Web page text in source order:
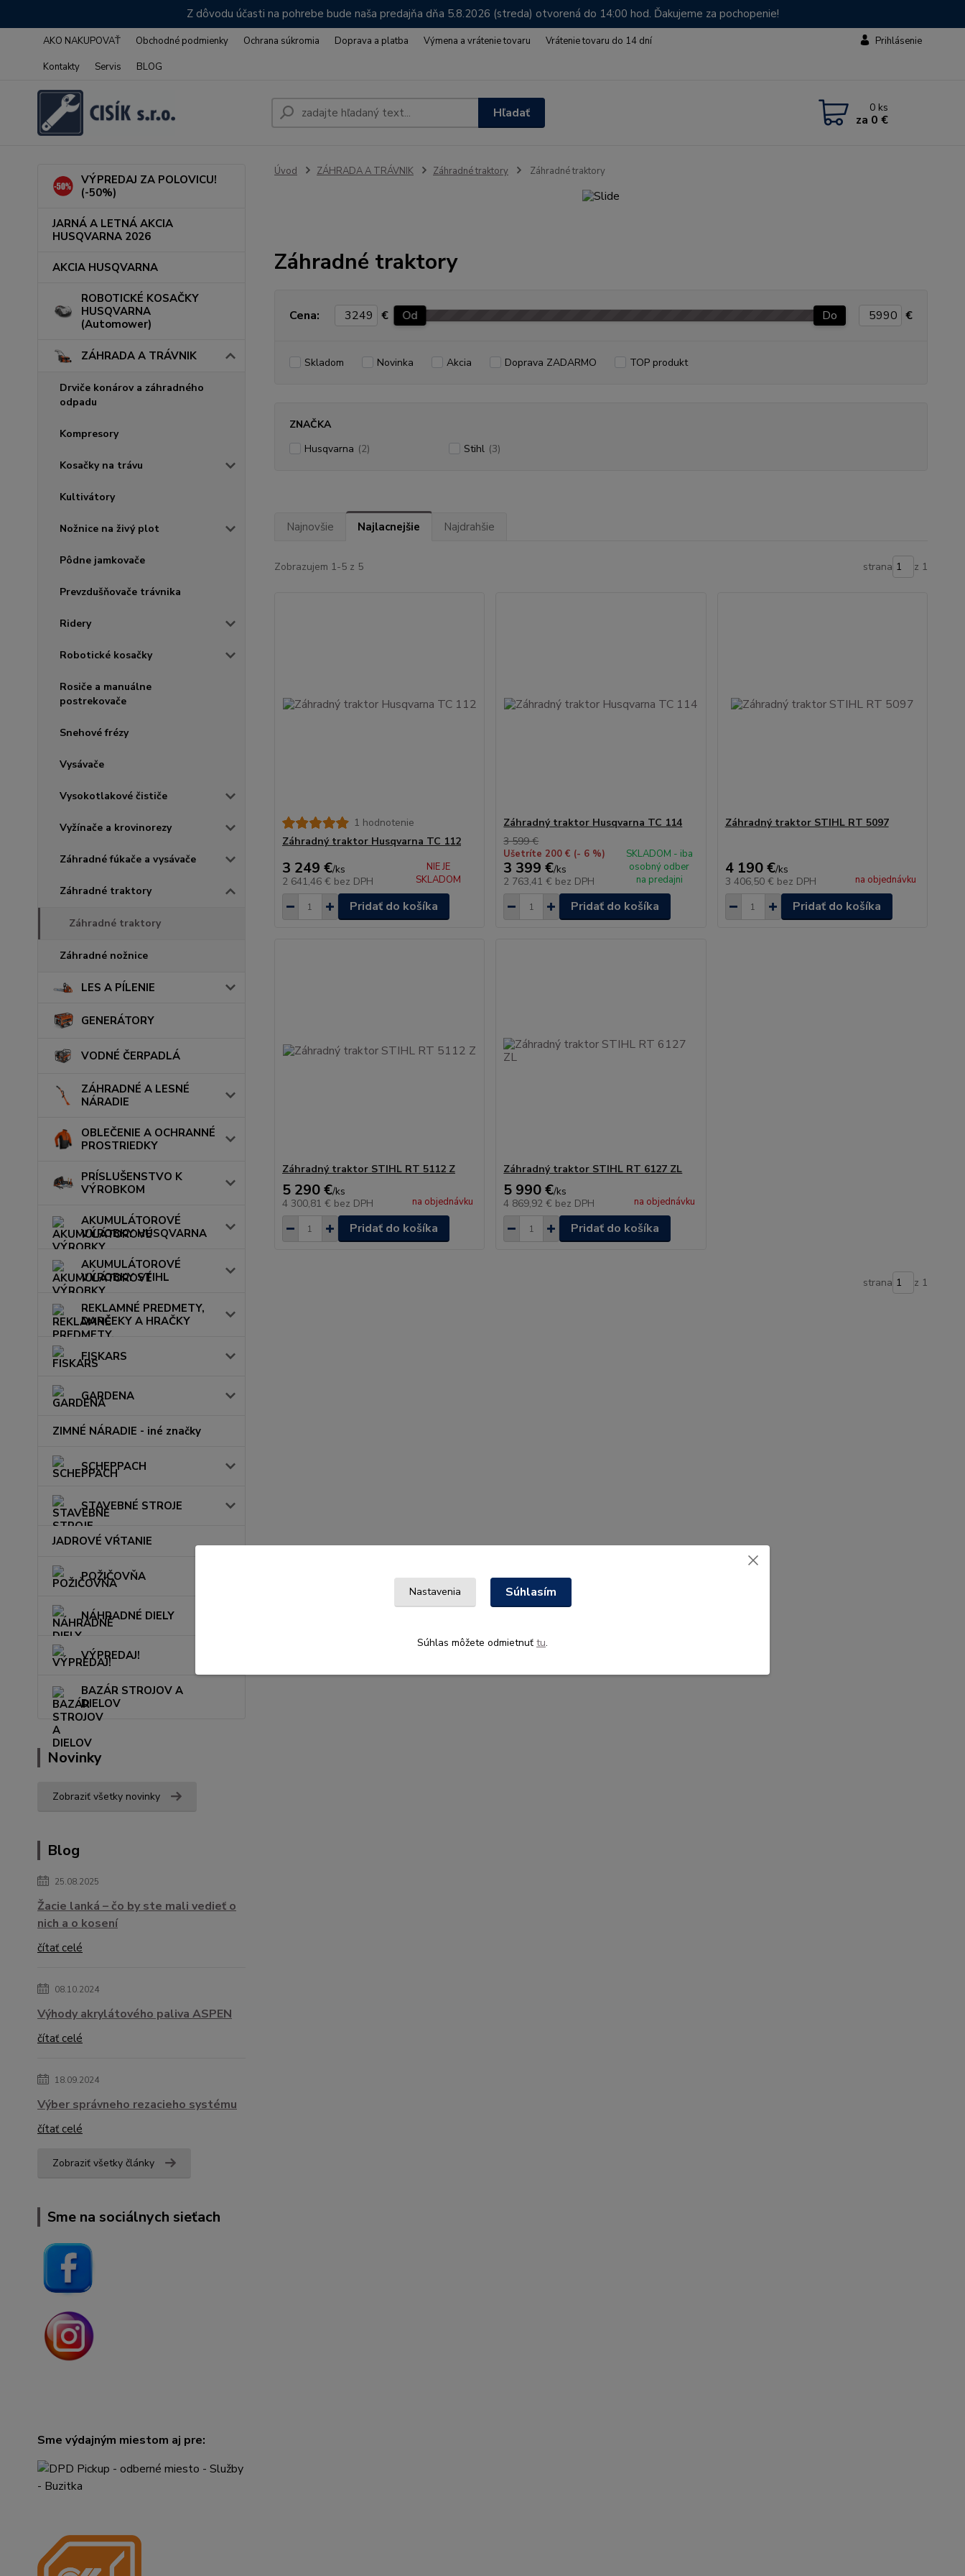
Z dôvodu účasti na pohrebe bude naša predajňa dňa 5.8.2026 (streda) otvorená do 14:00 hod. Ďakujeme za pochopenie!
AKO NAKUPOVAŤ Obchodné podmienky Ochrana súkromia Doprava a platba Výmena a vrátenie tovaru
Vrátenie tovaru do 14 dní
Kontakty
Servis BLOG
Prihlásenie
Hľadať 0 ks
za 0 €
VÝPREDAJ ZA POLOVICU!
(-50%)
JARNÁ A LETNÁ AKCIA
HUSQVARNA 2026
AKCIA HUSQVARNA
ROBOTICKÉ KOSAČKY
HUSQVARNA
(Automower)
ZÁHRADA A TRÁVNIK
Drviče konárov a záhradného
odpadu
Kompresory
Kosačky na trávu
Kultivátory
Nožnice na živý plot
Pôdne jamkovače
Prevzdušňovače trávnika
Ridery
Robotické kosačky
Rosiče a manuálne
postrekovače
Snehové frézy
Vysávače
Vysokotlakové čističe
Vyžínače a krovinorezy
Záhradné fúkače a vysávače
Záhradné traktory
Záhradné traktory
Záhradné nožnice
LES A PÍLENIE
GENERÁTORY
VODNÉ ČERPADLÁ
ZÁHRADNÉ A LESNÉ
NÁRADIE
OBLEČENIE A OCHRANNÉ
PROSTRIEDKY
PRÍSLUŠENSTVO K
VÝROBKOM
AKUMULÁTOROVÉ
VÝROBKY HUSQVARNA
AKUMULÁTOROVÉ
VÝROBKY STIHL
REKLAMNÉ PREDMETY,
DARČEKY A HRAČKY
FISKARS
GARDENA
ZIMNÉ NÁRADIE - iné značky
SCHEPPACH
STAVEBNÉ STROJE
JADROVÉ VŔTANIE
POŽIČOVŇA
NÁHRADNÉ DIELY
VÝPREDAJ!
BAZÁR STROJOV A
DIELOV
Novinky
Zobraziť všetky novinky
Blog
25.08.2025
Žacie lanká – čo by ste mali vedieť o
nich a o kosení
čítať celé
08.10.2024
Výhody akrylátového paliva ASPEN
čítať celé
18.09.2024
Výber správneho rezacieho systému
čítať celé
Zobraziť všetky články
Sme na sociálnych sieťach
Sme výdajným miestom aj pre:
Úvod ZÁHRADA A TRÁVNIK Záhradné traktory Záhradné traktory
Záhradné traktory
Cena: € Od Do €
Skladom Novinka Akcia Doprava ZADARMO TOP produkt
ZNAČKA
Husqvarna (2) Stihl (3)
Najnovšie Najlacnejšie Najdrahšie
Zobrazujem 1-5 z 5 strana z 1
1 hodnotenie
Záhradný traktor Husqvarna TC 112
3 249 €/ks
2 641,46 € bez DPH
NIE JE
SKLADOM
Pridať do košíka
Záhradný traktor Husqvarna TC 114
3 599 €
Ušetríte 200 € (- 6 %)
3 399 €/ks
2 763,41 € bez DPH
SKLADOM - iba
osobný odber
na predajni
Pridať do košíka
Záhradný traktor STIHL RT 5097
4 190 €/ks
3 406,50 € bez DPH na objednávku
Pridať do košíka
Záhradný traktor STIHL RT 5112 Z
5 290 €/ks
4 300,81 € bez DPH na objednávku
Pridať do košíka
Záhradný traktor STIHL RT 6127 ZL
5 990 €/ks
4 869,92 € bez DPH na objednávku
Pridať do košíka
strana z 1
Nastavenia Súhlasím
Súhlas môžete odmietnuť tu.